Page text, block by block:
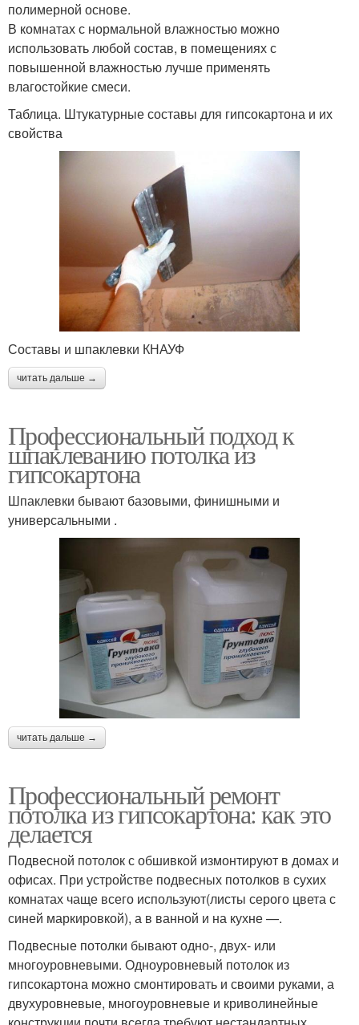
полимерной основе.
В комнатах с нормальной влажностью можно
использовать любой состав, в помещениях с
повышенной влажностью лучше применять
влагостойкие смеси.
Таблица. Штукатурные составы для гипсокартона и их
свойства
Составы и шпаклевки КНАУФ
читать дальше →
Профессиональный подход к
шпаклеванию потолка из
гипсокартона
Шпаклевки бывают базовыми, финишными и
универсальными .
читать дальше →
Профессиональный ремонт
потолка из гипсокартона: как это
делается
Подвесной потолок с обшивкой измонтируют в домах и
офисах. При устройстве подвесных потолков в сухих
комнатах чаще всего используют(листы серого цвета с
синей маркировкой), а в ванной и на кухне —.
Подвесные потолки бывают одно-, двух- или
многоуровневыми. Одноуровневый потолок из
гипсокартона можно смонтировать и своими руками, а
двухуровневые, многоуровневые и криволинейные